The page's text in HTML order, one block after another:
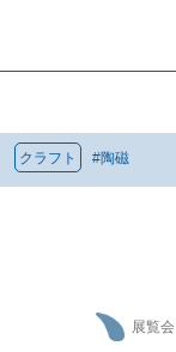
クラフト #陶磁
展覧会